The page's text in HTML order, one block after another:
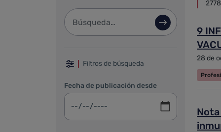
Barra de búsqueda
Búsqueda
Filtrar por fechas, categoría
Filtros de búsqueda
Fecha de publicación desde
9
28 de